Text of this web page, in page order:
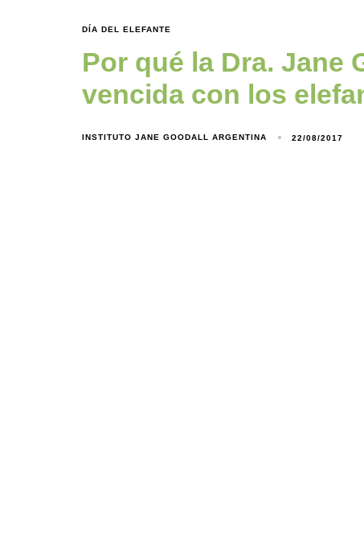
DÍA DEL ELEFANTE
Por qué la Dra. Jane
vencida con los
INSTITUTO JANE GOODALL ARGENTINA 22/08/2017